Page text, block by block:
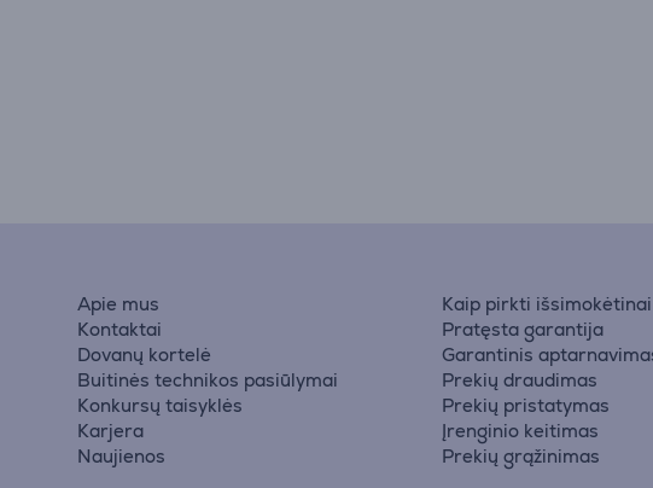
Apie mus
Kontaktai
Dovanų kortelė
Buitinės technikos pasiūlymai
Konkursų taisyklės
Karjera
Naujienos
Kaip pirkti išsimokėtinai
Pratęsta garantija
Garantinis
Prekių draudimas
Prekių pristatymas
Įrenginio keitimas
Prekių grąžinimas